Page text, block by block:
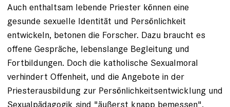
Auch enthaltsam lebende Priester können eine
gesunde sexuelle Identität und Persönlichkeit
entwickeln, betonen die Forscher. Dazu braucht es
offene Gespräche, lebenslange Begleitung und
Fortbildungen. Doch die katholische Sexualmoral
verhindert Offenheit, und die Angebote in der
Priesterausbildung zur Persönlichkeitsentwicklung und
Sexualpäda­gogik sind "äußerst knapp bemessen",